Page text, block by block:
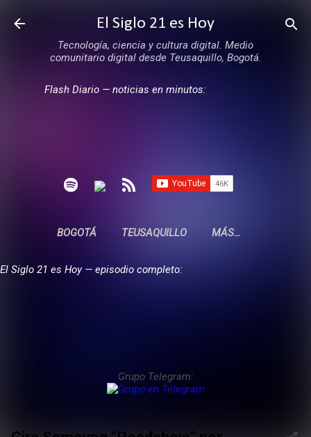
Ir al contenido principal
El Siglo 21 es Hoy
Tecnología, ciencia y cultura digital. Medio
comunitario digital desde Teusaquillo, Bogotá.
Flash Diario — noticias en minutos:
BOGOTÁ TEUSAQUILLO MÁS…
El Siglo 21 es Hoy — episodio completo:
Grupo Telegram: